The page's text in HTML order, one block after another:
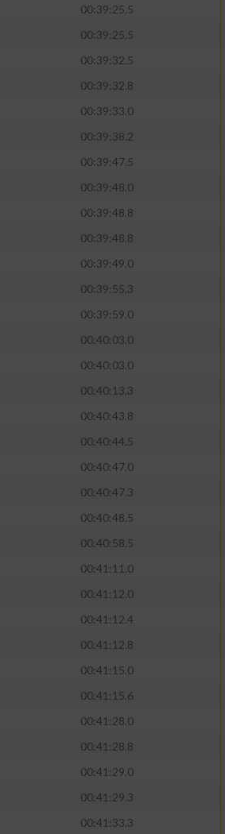
00:39:25.5
00:39:25.5
00:39:32.5
00:39:32.8
00:39:33.0
00:39:38.2
00:39:47.5
00:39:48.0
00:39:48.8
00:39:48.8
00:39:49.0
00:39:55.3
00:39:59.0
00:40:03.0
00:40:03.0
00:40:13.3
00:40:43.8
00:40:44.5
00:40:47.0
00:40:47.3
00:40:48.5
00:40:58.5
00:41:11.0
00:41:12.0
00:41:12.4
00:41:12.8
00:41:15.0
00:41:15.6
00:41:28.0
00:41:28.8
00:41:29.0
00:41:29.3
00:41:33.3
angeforderten